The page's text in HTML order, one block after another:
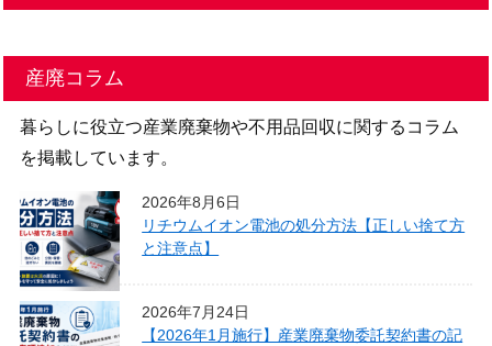
産廃コラム
暮らしに役立つ産業廃棄物や不用品回収に関するコラム
を掲載しています。
2026年8月6日
リチウムイオン電池の処分方法【正しい捨て方
と注意点】
2026年7月24日
【2026年1月施行】産業廃棄物委託契約書の記